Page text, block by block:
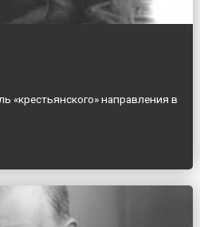
«крестьянского» направления в